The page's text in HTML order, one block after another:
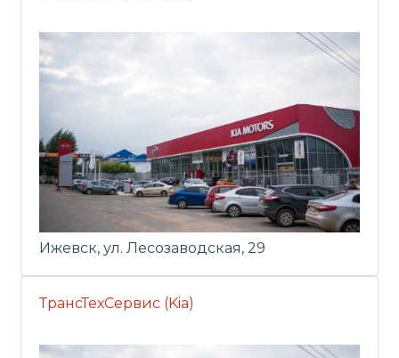
Ижевск, ул. Лесозаводская, 29
ТрансТехСервис (Kia)